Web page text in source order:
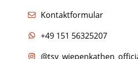
Kontaktformular
+49 151 56325207